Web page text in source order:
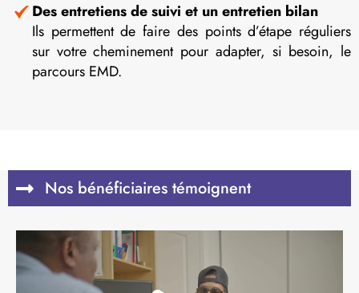
Des entretiens de suivi et un entretien bilan
Ils permettent de faire des points d’étape réguliers
sur votre cheminement pour adapter, si besoin, le
parcours EMD.
Nos bénéficiaires témoignent